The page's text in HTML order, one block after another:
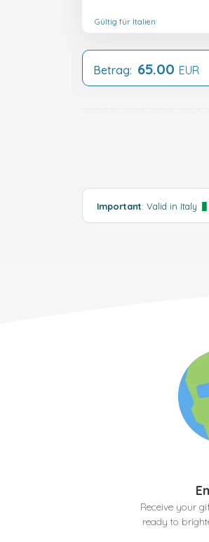
Gültig für Italien
Betrag: 65.00 EUR
Important: Valid in Italy
Receive your
ready to